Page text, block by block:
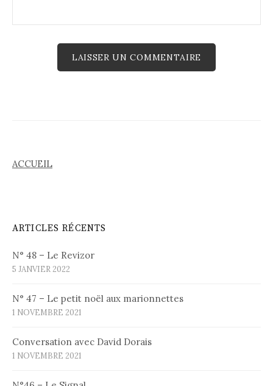
ACCUEIL
ARTICLES RÉCENTS
N° 48 – Le Revizor
5 JANVIER 2022
N° 47 – Le petit noël aux marionnettes
1 NOVEMBRE 2021
Conversation avec David Dorais
1 NOVEMBRE 2021